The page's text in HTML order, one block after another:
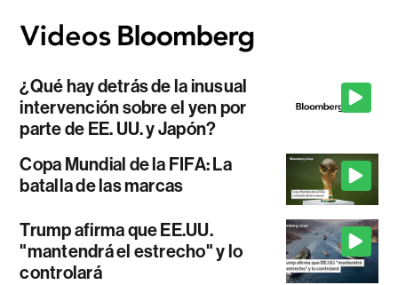
¿Qué hay detrás de la inusual
intervención sobre el yen por
parte de EE. UU. y Japón?
Copa Mundial de la FIFA: La
batalla de las marcas
Trump afirma que EE.UU.
"mantendrá el estrecho" y lo
controlará